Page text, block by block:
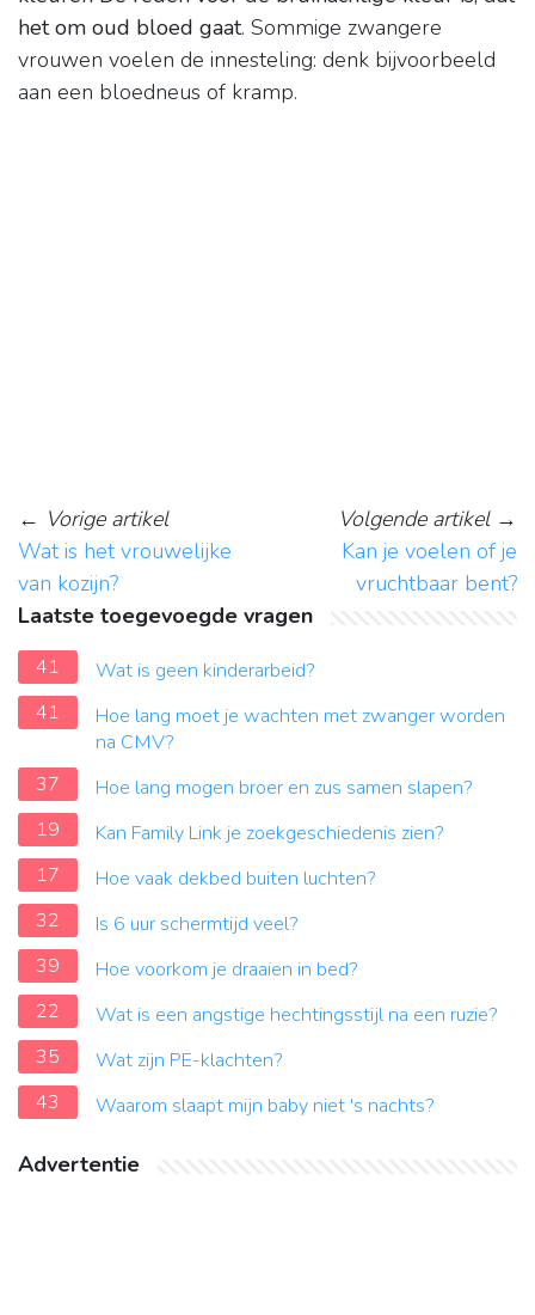
het om oud bloed gaat. Sommige zwangere
vrouwen voelen de innesteling: denk bijvoorbeeld
aan een bloedneus of kramp.
← Vorige artikel
Wat is het vrouwelijke
van kozijn?
Volgende artikel→
Kan je voelen of je
vruchtbaar bent?
Laatste toegevoegde vragen
41
Wat is geen kinderarbeid?
41
Hoe lang moet je wachten met zwanger worden
na CMV?
37
Hoe lang mogen broer en zus samen slapen?
19
Kan Family Link je zoekgeschiedenis zien?
17
Hoe vaak dekbed buiten luchten?
32
Is 6 uur schermtijd veel?
39
Hoe voorkom je draaien in bed?
22
Wat is een angstige hechtingsstijl na een ruzie?
35
Wat zijn PE-klachten?
43
Waarom slaapt mijn baby niet 's nachts?
Advertentie